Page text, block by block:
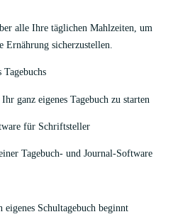
alle Ihre täglichen Mahlzeiten, um
Ernährung sicherzustellen.
ganz eigenes Tagebuch zu starten
für Schriftsteller
Tagebuch- und Journal-Software
Schultagebuch beginnt